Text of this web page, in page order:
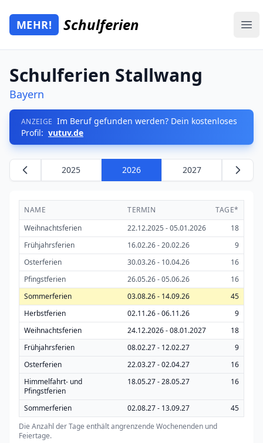
Zum Hauptinhalt springen
Mehr Schulferien
MEHR! Schulferien
Schulferien Stallwang
Bayern
ANZEIGE Im Beruf gefunden werden? Dein kostenloses
Profil: vutuv.de
2025 2026 2027
NAME TERMIN
TAGE*
Weihnachtsferien
22.12.2025 - 05.01.2026
18
Frühjahrsferien
16.02.26 - 20.02.26
9
Osterferien
30.03.26 - 10.04.26
16
Pfingstferien
26.05.26 - 05.06.26
16
Sommerferien
03.08.26 - 14.09.26
45
Herbstferien
02.11.26 - 06.11.26
9
Weihnachtsferien
24.12.2026 - 08.01.2027
18
Frühjahrsferien
08.02.27 - 12.02.27
9
Osterferien
22.03.27 - 02.04.27
16
Himmelfahrt- und
Pfingstferien
18.05.27 - 28.05.27 16
Sommerferien 02.08.27 - 13.09.27
45
Die Anzahl der Tage enthält angrenzende Wochenenden und
Feiertage.